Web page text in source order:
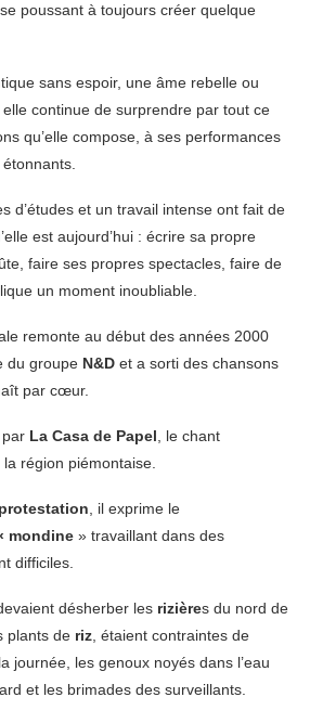
poussant à toujours créer quelque
sans espoir, une âme rebelle ou
continue de surprendre par tout ce
qu’elle compose, à ses performances
d’études et un travail intense ont fait de
est aujourd’hui : écrire sa propre
faire ses propres spectacles, faire de
un moment inoubliable.
remonte au début des années 2000
du groupe N&D et a sorti des chansons
par cœur.
La Casa de Papel , le chant
région piémontaise.
protestation , il exprime le
mondine » travaillant dans des
difficiles.
désherber les rizières du nord de
plants de riz , étaient contraintes de
journée, les genoux noyés dans l’eau
et les brimades des surveillants.